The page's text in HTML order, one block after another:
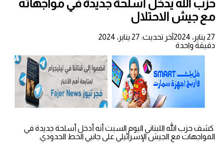
حزب الله يدخل أسلحة جديدة في مواجهاته
مع جيش الاحتلال
27 يناير، 2024
آخر تحديث: 27 يناير، 2024
دقيقة واحدة
كشف حزب الله اللبناني اليوم السبت أنه أدخل أسلحة جديدة في
المواجهات مع الجيش الإسرائيلي على جانبي الخط الحدودي.